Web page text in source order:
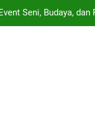
Seni, Budaya,